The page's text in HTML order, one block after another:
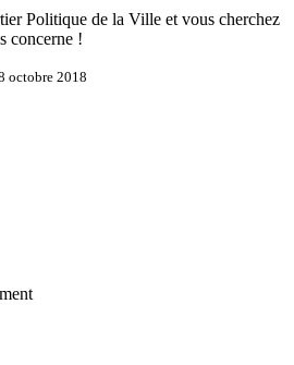
Politique de la Ville et vous cherchez
concerne !
octobre 2018